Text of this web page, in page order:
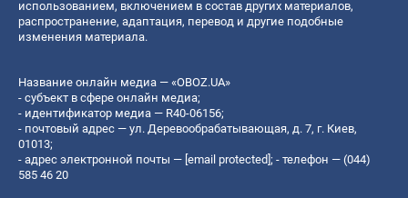
использованием, включением в состав других материалов,
распространение, адаптация, перевод и другие подобные
изменения материала.
Название онлайн медиа — «OBOZ.UA»
- субъект в сфере онлайн медиа;
- идентификатор медиа — R40-06156;
- почтовый адрес — ул. Деревообрабатывающая, д. 7, г. Киев,
01013;
- адрес электронной почты — [email protected]; - телефон — (044)
585 46 20